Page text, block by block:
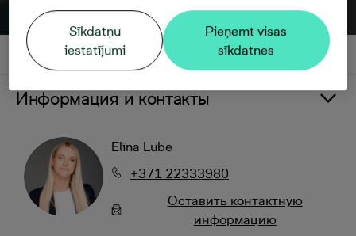
Информация и контакты
Elīna Lube
+371 22333980
Oставить контактную
информацию
Sīkdatņu
iestatījumi
Pieņemt visas
sīkdatnes